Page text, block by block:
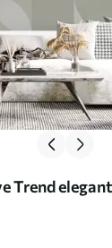
Trend